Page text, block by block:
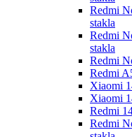
Redmi
stakla
Redmi
stakla
Redmi
Redmi
Xiaomi
Xiaomi
Redmi
Redmi